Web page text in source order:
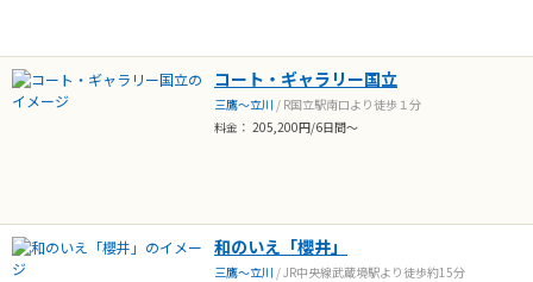
コート・ギャラリー国立
三鷹～立川 / R国立駅南口より徒歩１分
料金： 205,200円/6日間～
和のいえ「櫻井」
三鷹～立川 / JR中央線武蔵境駅より徒歩約15分